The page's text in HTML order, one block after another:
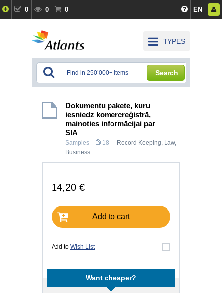
0 0 0 EN
TYPES
Search
Dokumentu pakete, kuru
iesniedz komercreģistrā,
mainoties informācijai par
SIA
Samples 18 Record Keeping, Law,
Business
14,20 €
Add to cart
Add to Wish List
Want cheaper?